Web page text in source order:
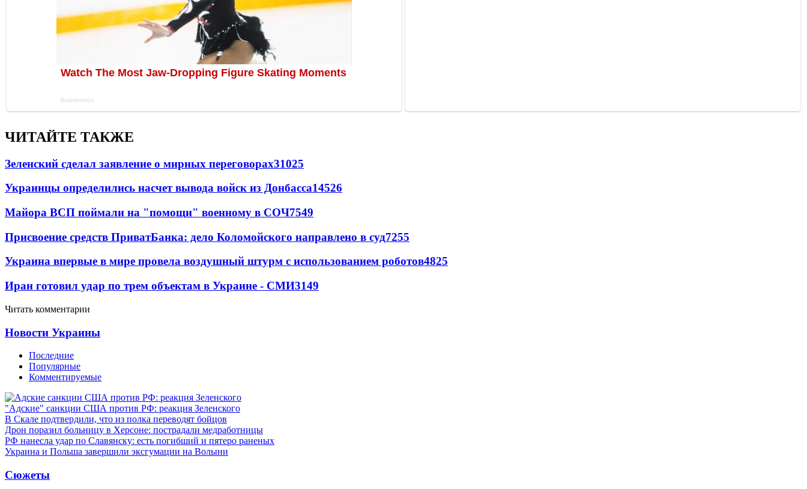
ЧИТАЙТЕ ТАКЖЕ
Зеленский сделал заявление о мирных переговорах31025
Украинцы определились насчет вывода войск из Донбасса14526
Майора ВСП поймали на "помощи" военному в СОЧ7549
Присвоение средств ПриватБанка: дело Коломойского направлено в суд7255
Украина впервые в мире провела воздушный штурм с использованием роботов4825
Иран готовил удар по трем объектам в Украине - СМИ3149
Читать комментарии
Новости Украины
Последние
Популярные
Комментируемые
"Адские" санкции США против РФ: реакция Зеленского
В Скале подтвердили, что из полка переводят бойцов
Дрон поразил больницу в Херсоне: пострадали медработницы
РФ нанесла удар по Славянску: есть погибший и пятеро раненых
Украина и Польша завершили эксгумации на Волыни
Сюжеты